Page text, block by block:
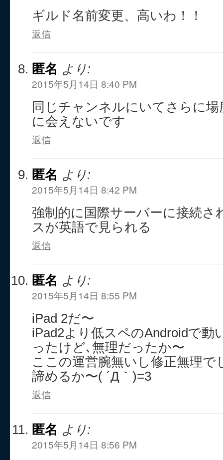
ギルド名前変更、高いわ！！
返信
匿名 より:
2015年5月14日 8:40 PM
同じチャンネルにいてさらに
に会えないです
返信
匿名 より:
2015年5月14日 8:42 PM
強制的に国際サーバーに接続さ
スが英語で見られる
返信
匿名 より:
2015年5月14日 8:55 PM
iPad 2だ〜
iPad2より低スペのAndroidで動
ったけど､無理だったか〜
ここの運営腕無いし修正無理で
諦めるか〜( ´Д｀)=3
返信
匿名 より:
2015年5月14日 8:56 PM